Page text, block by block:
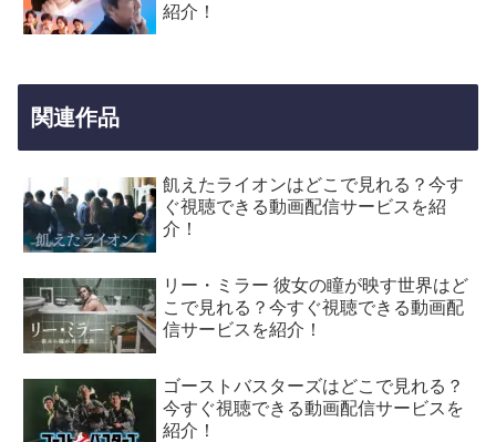
紹介！
関連作品
飢えたライオンはどこで見れる？今す
ぐ視聴できる動画配信サービスを紹
介！
リー・ミラー 彼⼥の瞳が映す世界はど
こで見れる？今すぐ視聴できる動画配
信サービスを紹介！
ゴーストバスターズはどこで見れる？
今すぐ視聴できる動画配信サービスを
紹介！